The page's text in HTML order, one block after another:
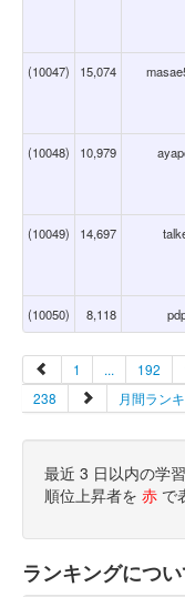
(10047) 15,074
(10048) 10,979
(10049) 14,697
(10050) 8,118
1 ... 192
238
月間ラン
最近 3 日以内の学
順位上昇者を 赤 で
ランキングにつ